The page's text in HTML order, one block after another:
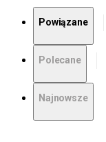
Powiązane
Polecane
Najnowsze